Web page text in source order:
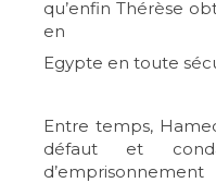
qu’enfin Thérèse
en
Egypte en toute
Entre temps,
défaut et